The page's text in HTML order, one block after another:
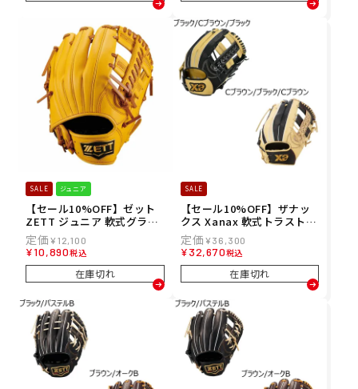
SALE ジュニア
【セール10%OFF】ゼット
ZETT ジュニア 軟式グラブ
グランドヒーロー オールラ
ウンド用 Mサイズ 野球 グラ
ブ 軟式 BJG762630 26SP
¥12,100
¥10,890税込
在庫切れ
SALE
【セール10%OFF】ザナッ
クス Xanax 軟式トラストエ
ックス(サイズ29.5cm)内野
手用 野球 グラブ 軟式 BRG2
5PH1X 25FA
¥36,300
¥32,670税込
在庫切れ